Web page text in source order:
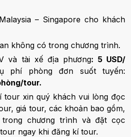
– Singapore cho khách
không có trong chương trình.
và tài xế địa phương: 5 USD/
phí phòng đơn suốt tuyến:
tour.
tour xin quý khách vui lòng đọc
giá tour, các khoản bao gồm,
chương trình và đặt cọc
ngay khi đăng kí tour.